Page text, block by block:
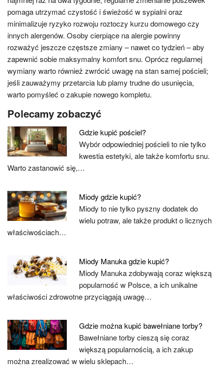
pomaga utrzymać czystość i świeżość w sypialni oraz
minimalizuje ryzyko rozwoju roztoczy kurzu domowego czy
innych alergenów. Osoby cierpiące na alergie powinny
rozważyć jeszcze częstsze zmiany – nawet co tydzień – aby
zapewnić sobie maksymalny komfort snu. Oprócz regularnej
wymiany warto również zwrócić uwagę na stan samej pościeli;
jeśli zauważymy przetarcia lub plamy trudne do usunięcia,
warto pomyśleć o zakupie nowego kompletu.
Polecamy zobaczyć
Gdzie kupić pościel?
Wybór odpowiedniej pościeli to nie tylko
kwestia estetyki, ale także komfortu snu.
Warto zastanowić się,…
Miody gdzie kupić?
Miody to nie tylko pyszny dodatek do
wielu potraw, ale także produkt o licznych
właściwościach…
Miody Manuka gdzie kupić?
Miody Manuka zdobywają coraz większą
popularność w Polsce, a ich unikalne
właściwości zdrowotne przyciągają uwagę…
Gdzie można kupić bawełniane torby?
Bawełniane torby cieszą się coraz
większą popularnością, a ich zakup
można zrealizować w wielu sklepach…